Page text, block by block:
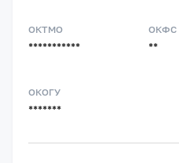
ОКТМО
***********
ОКФС
**
ОКОГУ
*******